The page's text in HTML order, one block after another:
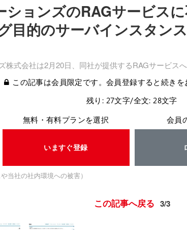
ションズのRAGサービス
目的のサーバインスタン
式会社は2月20日、同社が提供するRAGサービス
この記事は会員限定です。会員登録すると続きを
残り: 27文字/全文: 28文字
無料・有料プランを選択
いますぐ登録
会員
当社の社内環境への被害）
この記事へ戻る 3/3